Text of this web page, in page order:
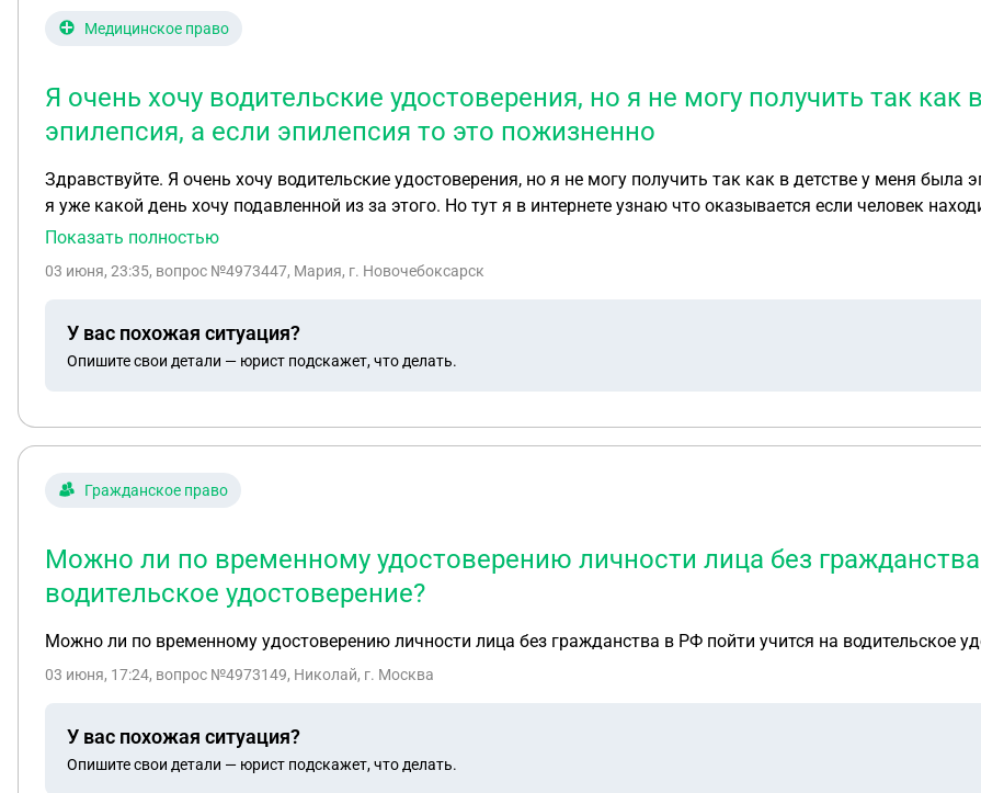
Медицинское право
Я очень хочу водительские удостоверения, но я не могу получить так как
эпилепсия, а если эпилепсия то это пожизненно
Здравствуйте. Я очень хочу водительские удостоверения, но я не могу получить так как в детстве у меня была
я уже какой день хочу подавленной из за этого. Но тут я в интернете узнаю что оказывается если человек
хороший как у нормального человека то можно получить справку о том что мне разрешено получать
Показать полностью
03 июня, 23:35, вопрос №4973447, Мария, г. Новочебоксарск
У вас похожая ситуация?
Опишите свои детали — юрист подскажет, что делать.
Гражданское право
Можно ли по временному удостоверению личности лица без
водительское удостоверение?
Можно ли по временному удостоверению личности лица без гражданства в РФ пойти учится на водительское
03 июня, 17:24, вопрос №4973149, Николай, г. Москва
У вас похожая ситуация?
Опишите свои детали — юрист подскажет, что делать.